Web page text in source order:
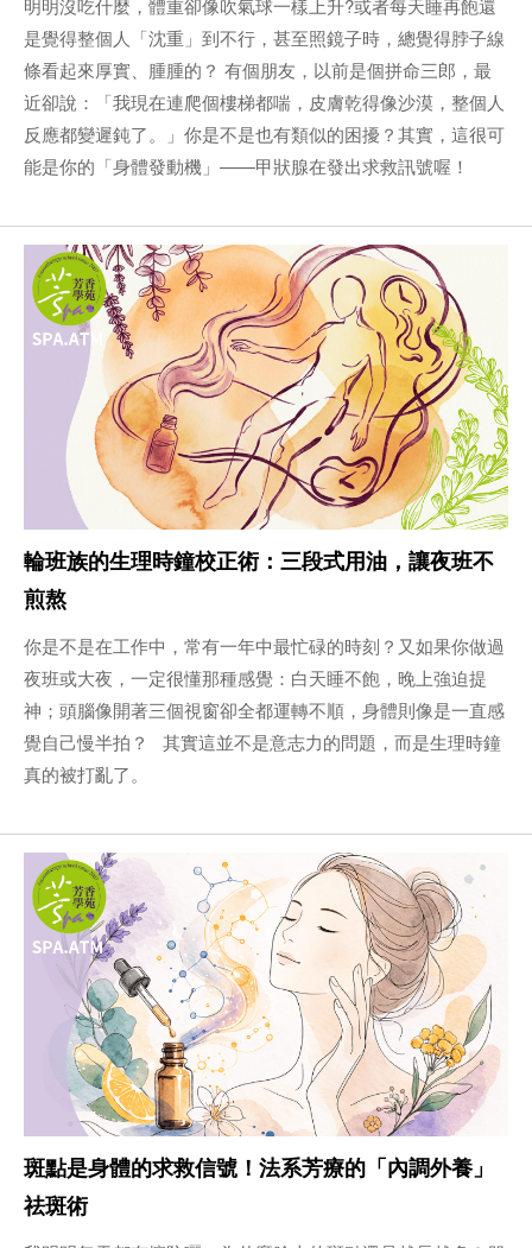
明明沒吃什麼，體重卻像吹氣球一樣上升?或者每天睡再飽還
是覺得整個人「沈重」到不行，甚至照鏡子時，總覺得脖子線
條看起來厚實、腫腫的？ 有個朋友，以前是個拼命三郎，最
近卻說：「我現在連爬個樓梯都喘，皮膚乾得像沙漠，整個人
反應都變遲鈍了。」你是不是也有類似的困擾？其實，這很可
能是你的「身體發動機」——甲狀腺在發出求救訊號喔！
輪班族的生理時鐘校正術：三段式用油，讓夜班不
煎熬
你是不是在工作中，常有一年中最忙碌的時刻？又如果你做過
夜班或大夜，一定很懂那種感覺：白天睡不飽，晚上強迫提
神；頭腦像開著三個視窗卻全都運轉不順，身體則像是一直感
覺自己慢半拍？ 其實這並不是意志力的問題，而是生理時鐘
真的被打亂了。
斑點是身體的求救信號！法系芳療的「內調外養」
祛斑術